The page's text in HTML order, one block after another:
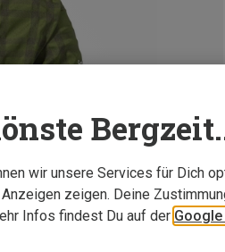
wir unsere Services für Dich
zeigen. Deine
Infos findest Du auf der